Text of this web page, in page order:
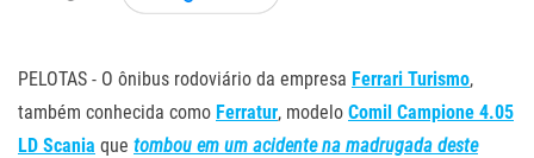
PELOTAS - O ônibus rodoviário da empresa Ferrari Turismo,
também conhecida como Ferratur, modelo Comil Campione 4.05
LD Scania que tombou em um acidente na madrugada deste